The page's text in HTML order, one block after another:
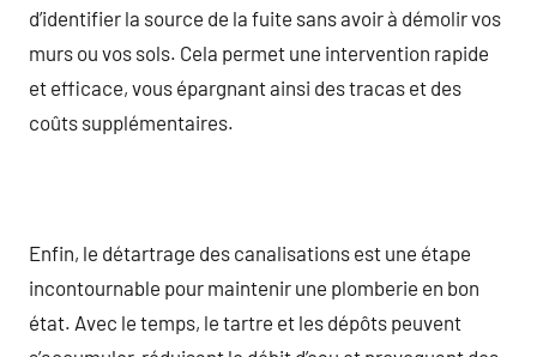
d’identifier la source de la fuite sans avoir à démolir vos
murs ou vos sols. Cela permet une intervention rapide
et efficace, vous épargnant ainsi des tracas et des
coûts supplémentaires.
Enfin, le détartrage des canalisations est une étape
incontournable pour maintenir une plomberie en bon
état. Avec le temps, le tartre et les dépôts peuvent